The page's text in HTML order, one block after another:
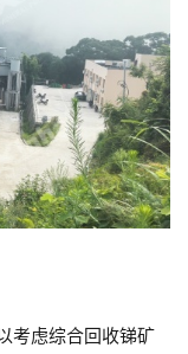
考虑综合回收锑矿